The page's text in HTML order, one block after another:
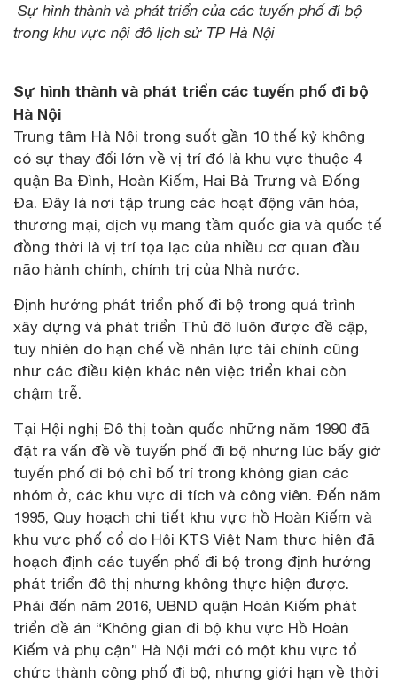
Sự hình thành và phát triển của các tuyến phố đi bộ
trong khu vực nội đô lịch sử TP Hà Nội
Sự hình thành và phát triển các tuyến phố đi bộ
Hà Nội
Trung tâm Hà Nội trong suốt gần 10 thế kỷ không
có sự thay đổi lớn về vị trí đó là khu vực thuộc 4
quận Ba Đình, Hoàn Kiếm, Hai Bà Trưng và Đống
Đa. Đây là nơi tập trung các hoạt động văn hóa,
thương mại, dịch vụ mang tầm quốc gia và quốc tế
đồng thời là vị trí tọa lạc của nhiều cơ quan đầu
não hành chính, chính trị của Nhà nước.
Định hướng phát triển phố đi bộ trong quá trình
xây dựng và phát triển Thủ đô luôn được đề cập,
tuy nhiên do hạn chế về nhân lực tài chính cũng
như các điều kiện khác nên việc triển khai còn
chậm trễ.
Tại Hội nghị Đô thị toàn quốc những năm 1990 đã
đặt ra vấn đề về tuyến phố đi bộ nhưng lúc bấy giờ
tuyến phố đi bộ chỉ bố trí trong không gian các
nhóm ở, các khu vực di tích và công viên. Đến năm
1995, Quy hoạch chi tiết khu vực hồ Hoàn Kiếm và
khu vực phố cổ do Hội KTS Việt Nam thực hiện đã
hoạch định các tuyến phố đi bộ trong định hướng
phát triển đô thị nhưng không thực hiện được.
Phải đến năm 2016, UBND quận Hoàn Kiếm phát
triển đề án “Không gian đi bộ khu vực Hồ Hoàn
Kiếm và phụ cận” Hà Nội mới có một khu vực tổ
chức thành công phố đi bộ, nhưng giới hạn về thời